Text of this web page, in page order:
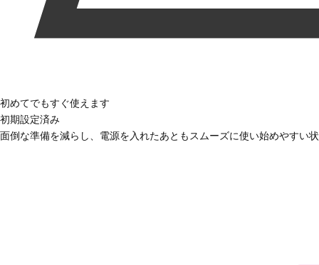
初めてでもすぐ使えます
初期設定済み
面倒な準備を減らし、電源を入れたあともスムーズに使い始めやすい